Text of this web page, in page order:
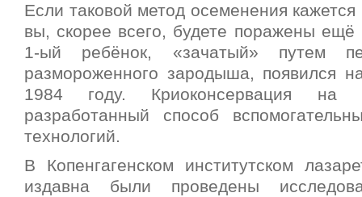
Если таковой метод осеменения
вы, скорее всего, будете поражены ещё
1-ый ребёнок, «зачатый» путем
размороженного зародыша, появился
1984 году. Криоконсервация на
разработанный способ
технологий.
В Копенгагенском институтском
издавна были проведены